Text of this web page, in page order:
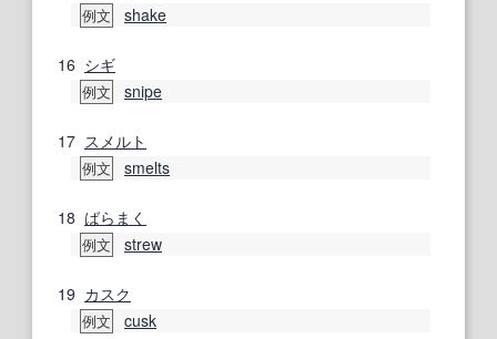
例文 shake
16 シギ
例文 snipe
17 スメルト
例文 smelts
18 ばらまく
例文 strew
19 カスク
例文 cusk